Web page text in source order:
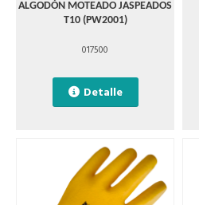
ALGODÓN MOTEADO JASPEADOS
T10 (PW2001)
017500
Detalle